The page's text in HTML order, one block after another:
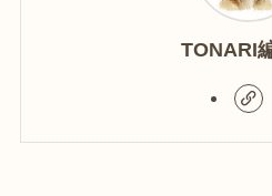
TONARI